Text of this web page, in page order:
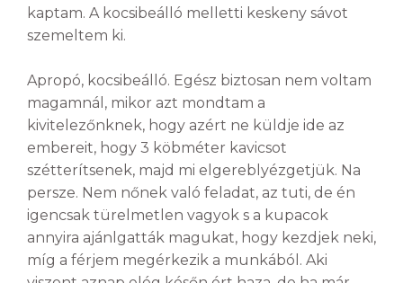
kaptam. A kocsibeálló melletti keskeny sávot
szemeltem ki.
Apropó, kocsibeálló. Egész biztosan nem voltam
magamnál, mikor azt mondtam a
kivitelezőnknek, hogy azért ne küldje ide az
embereit, hogy 3 köbméter kavicsot
szétterítsenek, majd mi elgereblyézgetjük. Na
persze. Nem nőnek való feladat, az tuti, de én
igencsak türelmetlen vagyok s a kupacok
annyira ajánlgatták magukat, hogy kezdjek neki,
míg a férjem megérkezik a munkából. Aki